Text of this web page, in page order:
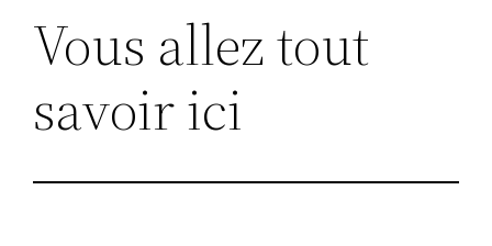
Vous allez tout
savoir ici